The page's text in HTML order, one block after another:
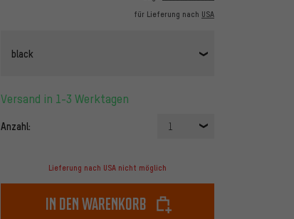
für Lieferung nach USA
black
Versand in 1-3 Werktagen
Anzahl: 1
Lieferung nach USA nicht möglich
In den Warenkorb